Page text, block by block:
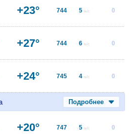
+23° 744 5 м/с 0
+27° 744 6 м/с 0
+24° 745 4 м/с 0
Подробнее
+20° 747 5 м/с 0